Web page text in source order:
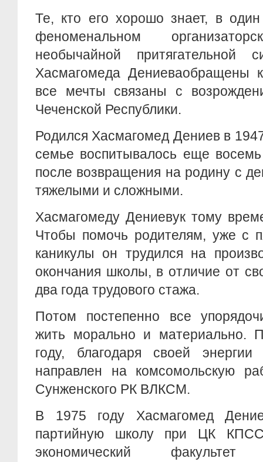
Те, кто его хорошо знает, в один
феноменальном
необычайной
Хасмагомеда Дениеваобращены
все мечты связаны с
Чеченской Республики.
Родился Хасмагомед Дениев в
семье воспитывалось еще
после возвращения на родину с
тяжелыми и сложными.
Хасмагомеду Дениевук тому
Чтобы помочь родителям, уже с
каникулы он трудился на
окончания школы, в отличие от
два года трудового стажа.
Потом постепенно все
жить морально и материально.
году, благодаря своей
направлен на комсомольскую
Сунженского РК ВЛКСМ.
В 1975 году Хасмагомед
партийную школу при ЦК
экономический факультет